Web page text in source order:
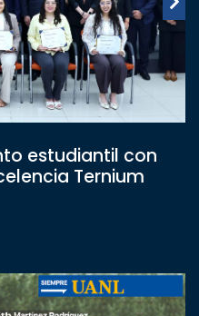
estudiantil con
Ternium